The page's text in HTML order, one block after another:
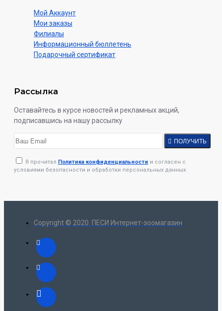
Мой Аккаунт
Мои заказы
Филиалы
Информационный бюллетень
Подарочный сертификат
Рассылка
Оставайтесь в курсе новостей и рекламных акций,
подписавшись на нашу рассылку
ПОЛУЧИТЬ
Я прочитал Политика конфиденциальности и согласен с
условиями безопасности и обработки персональных данных
Copyright © 2020. ПЕСИ Интернет-зоомагазин